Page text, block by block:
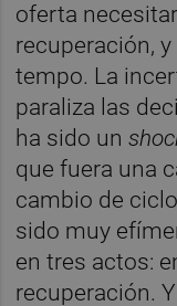
oferta
recuperación,
tempo. La
paraliza las
ha sido un
que fuera una
cambio de
sido muy
en tres actos:
recuperación.